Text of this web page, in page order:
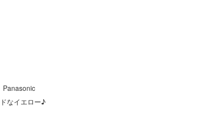
なイエロー♪